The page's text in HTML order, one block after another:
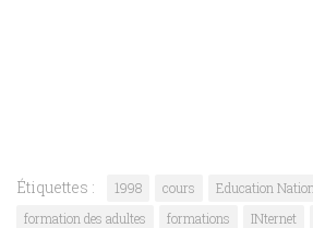
Étiquettes : 1998 cours Education
formation des adultes
formations INternet